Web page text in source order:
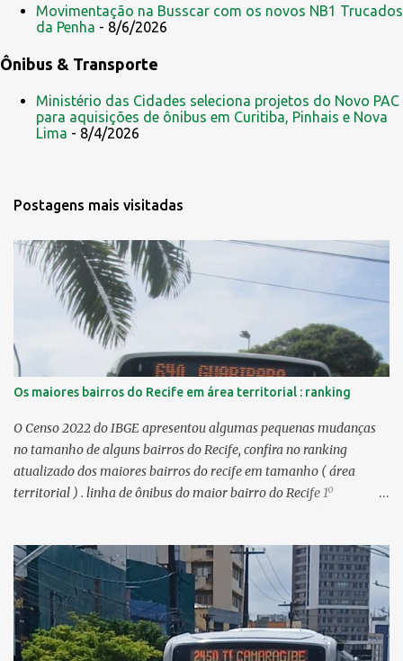
Movimentação na Busscar com os novos NB1 Trucados
da Penha - 8/6/2026
Ônibus & Transporte
Ministério das Cidades seleciona projetos do Novo PAC
para aquisições de ônibus em Curitiba, Pinhais e Nova
Lima - 8/4/2026
Postagens mais visitadas
Os maiores bairros do Recife em área territorial : ranking
O Censo 2022 do IBGE apresentou algumas pequenas mudanças
no tamanho de alguns bairros do Recife, confira no ranking
atualizado dos maiores bairros do recife em tamanho ( área
territorial ) . linha de ônibus do maior bairro do Recife 1º
Curado 7,98 km² 5º Boa Viagem 7,76 km² > no Censo 2010 : 7,53
km² 6º Imbiribeira 6,65 km² > no Censo 2010 : 6,66 km² 7º Pina
6,29 km² 8º Dois Irmãos 5,85 km² 9º Barro 4,54 km² 10º Iputinga
4,33 km² > no Censo 2010 : 4,34 km² 11º Cohab 4,33 km² > no
Censo 2010: 4,26 km² 12º Passarinho 4,06 km² 13º Santo Amaro